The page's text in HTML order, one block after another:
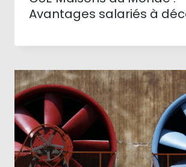
Avantages salariés à